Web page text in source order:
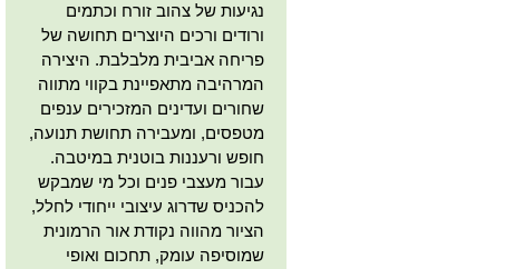
נגיעות של צהוב זורח וכתמים
ורודים ורכים היוצרים תחושה של
פריחה אביבית מלבלבת. היצירה
המרהיבה מתאפיינת בקווי מתווה
שחורים ועדינים המזכירים ענפים
מטפסים, ומעבירה תחושת תנועה,
חופש ורעננות בוטנית במיטבה.
עבור מעצבי פנים וכל מי שמבקש
להכניס שדרוג עיצובי ייחודי לחלל,
הציור מהווה נקודת אור הרמונית
שמוסיפה עומק, תחכום ואופי